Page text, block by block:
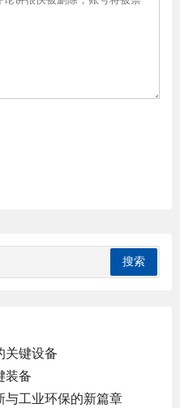
关键设备
装备
与工业环保的新篇章